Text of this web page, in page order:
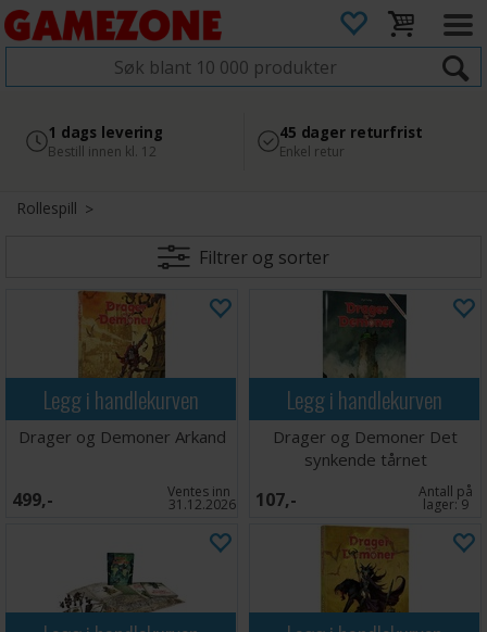
2 300+ anmeldelser på
Google
Sikker betaling
med Svea
1 dags levering
Bestill innen kl. 12
45 dager returfrist
Enkel retur
Rollespill
Filtrer og sorter
Legg i handlekurven
Drager og Demoner Arkand
499,- Ventes inn
31.12.2026
Legg i handlekurven
Drager og Demoner Det
synkende tårnet
107,- Antall på
lager:9